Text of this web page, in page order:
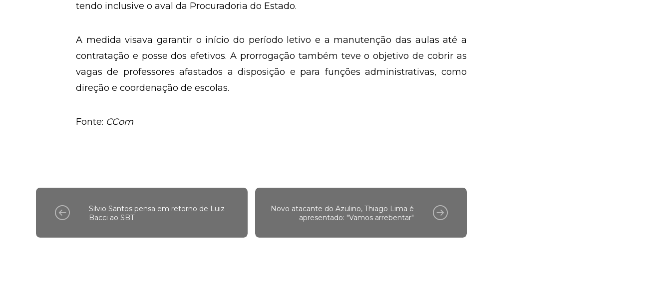
tendo inclusive o aval da Procuradoria do Estado.
A medida visava garantir o início do período letivo e a manutenção das aulas até a
contratação e posse dos efetivos. A prorrogação também teve o objetivo de cobrir as
vagas de professores afastados a disposição e para funções administrativas, como
direção e coordenação de escolas.
Fonte: CCom
Silvio Santos pensa em retorno de Luiz
Bacci ao SBT
Novo atacante do Azulino, Thiago Lima é
apresentado: "Vamos arrebentar"